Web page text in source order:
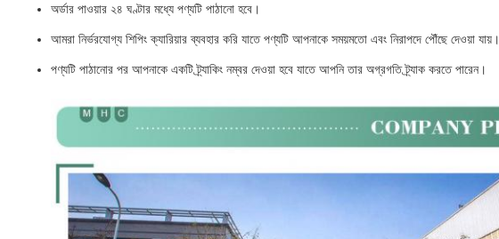
অর্ডার পাওয়ার ২৪ ঘণ্টার মধ্যে পণ্যটি পাঠানো হবে।
আমরা নির্ভরযোগ্য শিপিং ক্যারিয়ার ব্যবহার করি যাতে পণ্যটি আপনাকে সময়মতো এবং নিরাপদে পৌঁছে দেওয়া যায়।
পণ্যটি পাঠানোর পর আপনাকে একটি ট্র্যাকিং নম্বর দেওয়া হবে যাতে আপনি তার অগ্রগতি ট্র্যাক করতে পারেন।